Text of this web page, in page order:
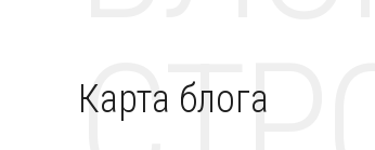
Карта блога